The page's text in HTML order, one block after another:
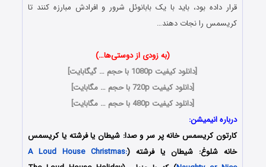
قرار داده بود، باید با یک بابانوئل شرور و افرادش مبارزه کنند تا
کریسمس را نجات دهند…
(به زودی از دوستی‌ها…)
[دانلود کیفیت 1080p با حجم … گیگابایت]
[دانلود کیفیت 720p با حجم … مگابایت]
[دانلود کیفیت 480p با حجم … مگابایت]
درباره انیمیشن:
کارتون کریسمس خانه پر سر و صدا: شیطان یا فرشته یا کریسمس
خانه شلوغ: شیطان یا فرشته (
A Loud House Christmas: